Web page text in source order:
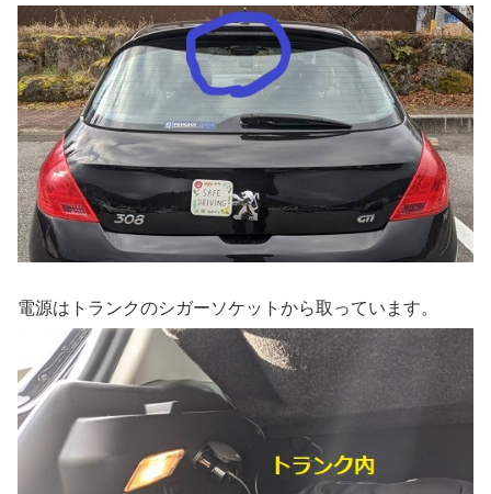
電源はトランクのシガーソケットから取っています。